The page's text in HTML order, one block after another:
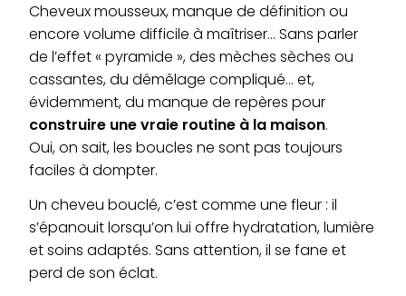
Cheveux mousseux, manque de définition ou
encore volume difficile à maîtriser… Sans parler
de l’effet « pyramide », des mèches sèches ou
cassantes, du démêlage compliqué… et,
évidemment, du manque de repères pour
construire une vraie routine à la maison.
Oui, on sait, les boucles ne sont pas toujours
faciles à dompter.
Un cheveu bouclé, c’est comme une fleur : il
s’épanouit lorsqu’on lui offre hydratation, lumière
et soins adaptés. Sans attention, il se fane et
perd de son éclat.